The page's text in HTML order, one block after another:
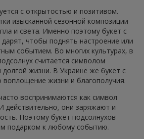
с открытостью и позитивом.
изысканной сезонной композиции
и света. Именно поэтому букет с
чтобы поднять настроение или
событием. Во многих культурах, в
считается символом
долгой жизни. В Украине же букет с
жизни и благополучия.
воспринимаются как символ
действительно, они заряжают и
Поэтому букет подсолнухов
подарком к любому событию.